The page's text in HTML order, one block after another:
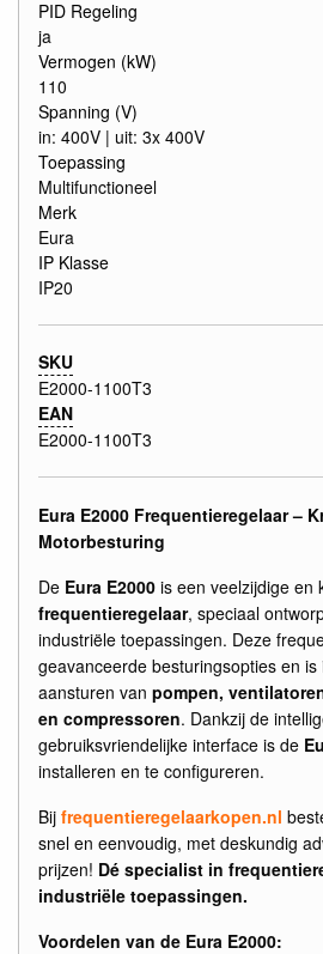
PID Regeling
ja
Vermogen (kW)
110
Spanning (V)
in: 400V | uit: 3x 400V
Toepassing
Multifunctioneel
Merk
Eura
IP Klasse
IP20
SKU
E2000-1100T3
EAN
E2000-1100T3
Eura E2000 Frequentieregelaar –
Motorbesturing
De Eura E2000 is een veelzijdige en
frequentieregelaar, speciaal
industriële toepassingen. Deze
geavanceerde besturingsopties en
aansturen van pompen,
en compressoren. Dankzij de
gebruiksvriendelijke interface is de
installeren en te configureren.
Bij frequentieregelaarkopen.nl
snel en eenvoudig, met deskundig
prijzen! Dé specialist in
industriële toepassingen.
Voordelen van de Eura E2000: